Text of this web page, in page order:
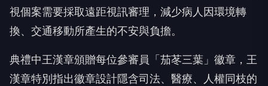
視個案需要採取遠距視訊審理，減少病人因環境轉
換、交通移動所產生的不安與負擔。
典禮中王漢章頒贈每位參審員「茄苳三葉」徽章，王
漢章特別指出徽章設計隱含司法、醫療、人權同枝的